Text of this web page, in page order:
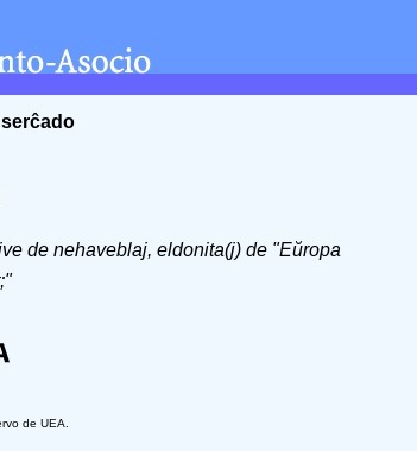
serĉado
de nehaveblaj, eldonita(j) de "Eŭropa
de UEA.